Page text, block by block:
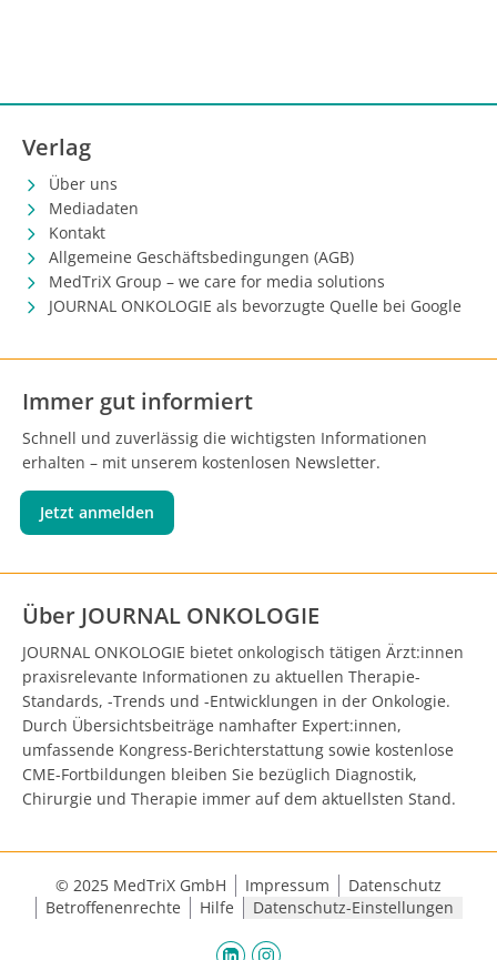
Verlag
Über uns
Mediadaten
Kontakt
Allgemeine Geschäftsbedingungen (AGB)
MedTriX Group – we care for media solutions
JOURNAL ONKOLOGIE als bevorzugte Quelle bei Google
Immer gut informiert
Schnell und zuverlässig die wichtigsten Informationen
erhalten – mit unserem kostenlosen Newsletter.
Jetzt anmelden
Über JOURNAL ONKOLOGIE
JOURNAL ONKOLOGIE bietet onkologisch tätigen Ärzt:innen
praxisrelevante Informationen zu aktuellen Therapie-
Standards, -Trends und -Entwicklungen in der Onkologie.
Durch Übersichtsbeiträge namhafter Expert:innen,
umfassende Kongress-Berichterstattung sowie kostenlose
CME-Fortbildungen bleiben Sie bezüglich Diagnostik,
Chirurgie und Therapie immer auf dem aktuellsten Stand.
© 2025 MedTriX GmbH Impressum
Datenschutz
Betroffenenrechte
Hilfe Datenschutz-Einstellungen